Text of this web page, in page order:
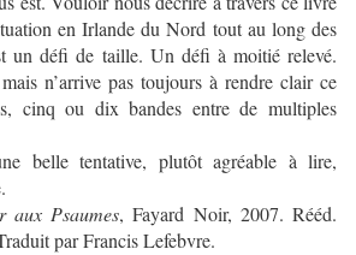
en Irlande du Nord tout au long des
un défi de taille. Un défi à moitié relevé.
n’arrive pas toujours à rendre clair ce
cinq ou dix bandes entre de multiples
belle tentative, plutôt agréable à lire,
aux Psaumes, Fayard Noir, 2007. Rééd.
par Francis Lefebvre.